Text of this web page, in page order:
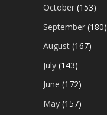
October(153)
September(180)
August(167)
July(143)
June(172)
May(157)